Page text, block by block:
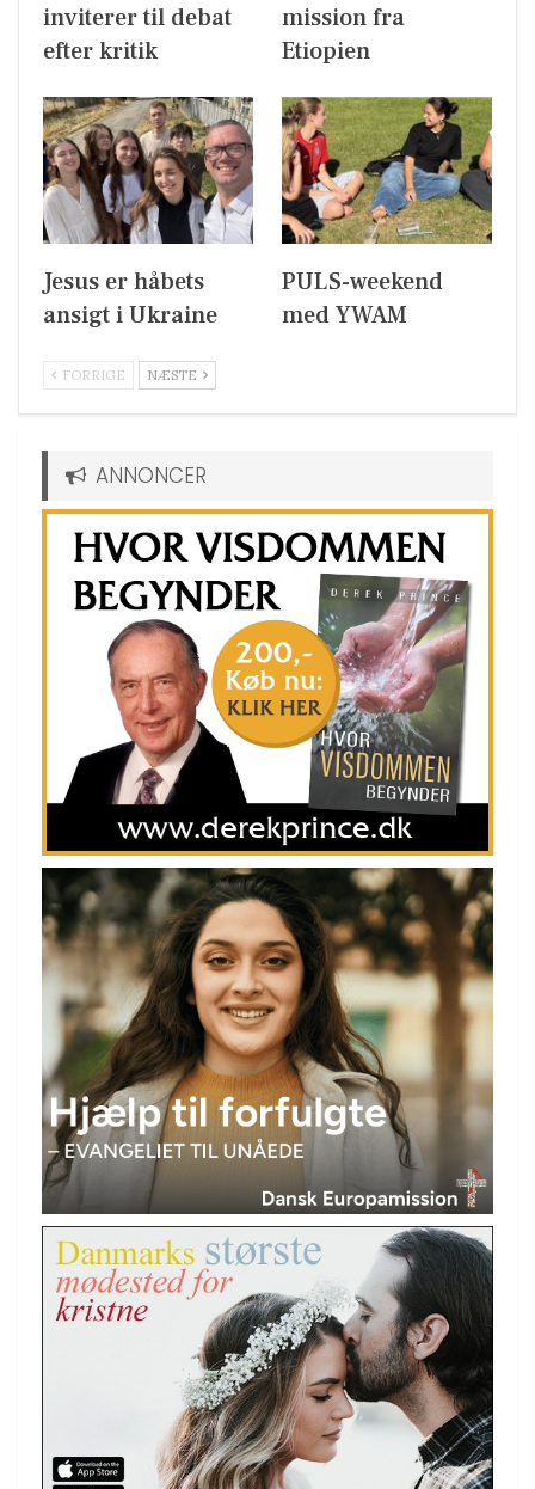
inviterer til debat
efter kritik
mission fra
Etiopien
Jesus er håbets
ansigt i Ukraine
PULS-weekend
med YWAM
FORRIGE NÆSTE
ANNONCER